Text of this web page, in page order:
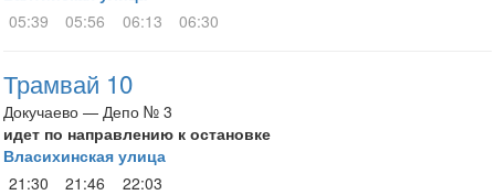
05:39
05:56 06:13 06:30
Трамвай 10
Докучаево — Депо № 3
идет по направлению к остановке
Власихинская улица
21:30
21:46 22:03